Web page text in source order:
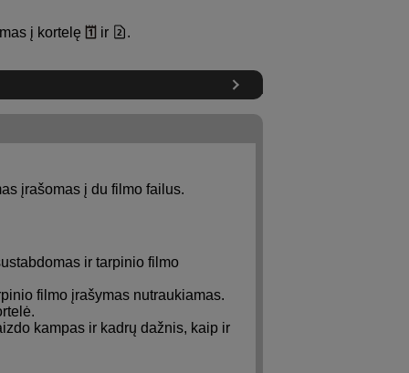
į kortelę
ir .
įrašomas į du filmo failus.
ir tarpinio filmo
filmo įrašymas nutraukiamas.
kampas ir kadrų dažnis, kaip ir